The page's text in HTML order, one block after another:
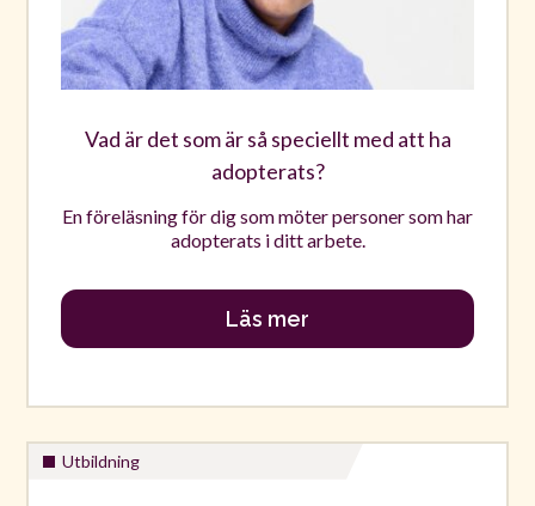
Vad är det som är så speciellt med att ha
adopterats?
En föreläsning för dig som möter personer som har
adopterats i ditt arbete.
Läs mer
Utbildning